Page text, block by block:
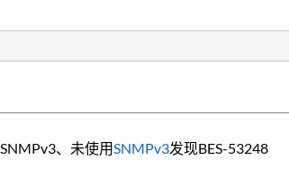
SNMPv3、未使用SNMPv3发现BES-53248